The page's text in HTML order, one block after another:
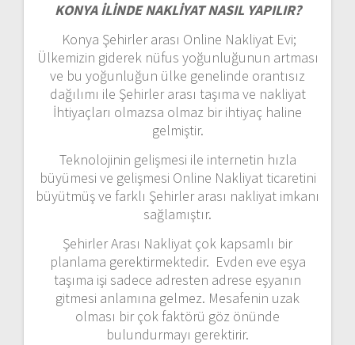
KONYA İLİNDE NAKLİYAT NASIL YAPILIR?
Konya Şehirler arası Online Nakliyat Evi;
Ülkemizin giderek nüfus yoğunluğunun artması
ve bu yoğunluğun ülke genelinde orantısız
dağılımı ile Şehirler arası taşıma ve nakliyat
İhtiyaçları olmazsa olmaz bir ihtiyaç haline
gelmiştir.
Teknolojinin gelişmesi ile internetin hızla
büyümesi ve gelişmesi Online Nakliyat ticaretini
büyütmüş ve farklı Şehirler arası nakliyat imkanı
sağlamıştır.
Şehirler Arası Nakliyat çok kapsamlı bir
planlama gerektirmektedir. Evden eve eşya
taşıma işi sadece adresten adrese eşyanın
gitmesi anlamına gelmez. Mesafenin uzak
olması bir çok faktörü göz önünde
bulundurmayı gerektirir.